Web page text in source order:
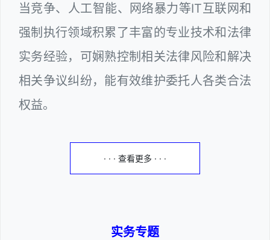
当竞争、人工智能、网络暴力等IT互联网和
强制执行领域积累了丰富的专业技术和法律
实务经验，可娴熟控制相关法律风险和解决
相关争议纠纷，能有效维护委托人各类合法
权益。
· · · 查看更多 · · ·
实务专题